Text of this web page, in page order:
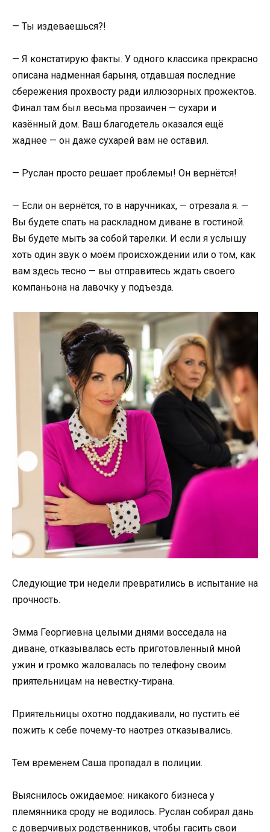
— Ты издеваешься?!
— Я констатирую факты. У одного классика прекрасно
описана надменная барыня, отдавшая последние
сбережения прохвосту ради иллюзорных прожектов.
Финал там был весьма прозаичен — сухари и
казённый дом. Ваш благодетель оказался ещё
жаднее — он даже сухарей вам не оставил.
— Руслан просто решает проблемы! Он вернётся!
— Если он вернётся, то в наручниках, — отрезала я. —
Вы будете спать на раскладном диване в гостиной.
Вы будете мыть за собой тарелки. И если я услышу
хоть один звук о моём происхождении или о том, как
вам здесь тесно — вы отправитесь ждать своего
компаньона на лавочку у подъезда.
Следующие три недели превратились в испытание на
прочность.
Эмма Георгиевна целыми днями восседала на
диване, отказывалась есть приготовленный мной
ужин и громко жаловалась по телефону своим
приятельницам на невестку-тирана.
Приятельницы охотно поддакивали, но пустить её
пожить к себе почему-то наотрез отказывались.
Тем временем Саша пропадал в полиции.
Выяснилось ожидаемое: никакого бизнеса у
племянника сроду не водилось. Руслан собирал дань
с доверчивых родственников, чтобы гасить свои